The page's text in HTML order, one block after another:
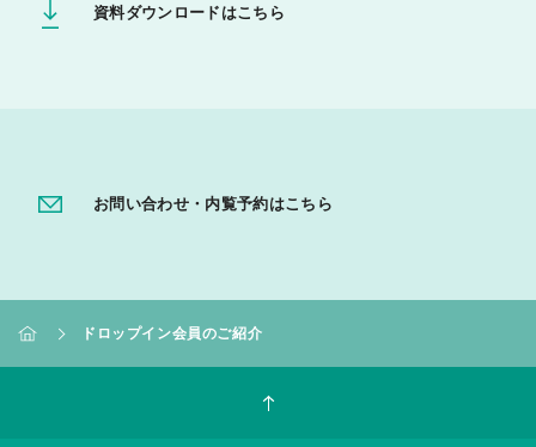
資料ダウンロードはこちら
お問い合わせ・内覧予約はこちら
ドロップイン会員のご紹介